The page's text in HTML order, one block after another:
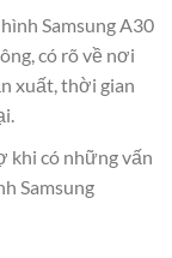
Samsung A30
có rõ về nơi
xuất, thời gian
khi có những vấn
Samsung